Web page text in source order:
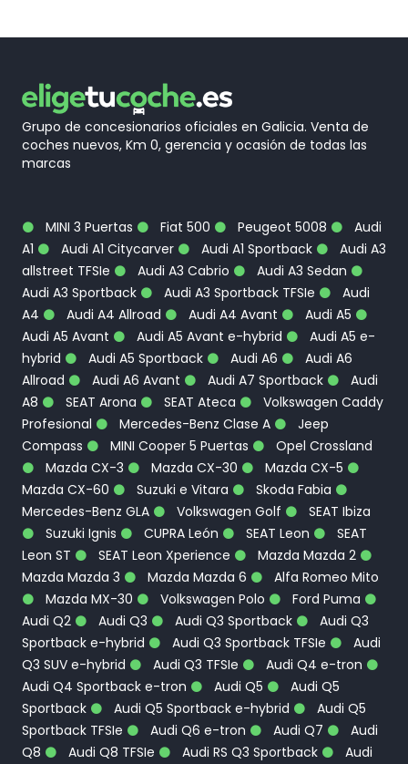
Grupo de concesionarios oficiales en Galicia. Venta de
coches nuevos, Km 0, gerencia y ocasión de todas las
marcas
MINI 3 Puertas Fiat 500 Peugeot 5008
Audi
A1
Audi A1 Citycarver Audi A1 Sportback
Audi A3
allstreet TFSIe
Audi A3 Cabrio
Audi A3 Sedan
Audi A3 Sportback
Audi A3 Sportback TFSIe
Audi
A4
Audi A4 Allroad Audi A4 Avant
Audi A5
Audi A5 Avant
Audi A5 Avant e-hybrid
Audi A5 e-
hybrid
Audi A5 Sportback Audi A6
Audi A6
Allroad
Audi A6 Avant Audi A7 Sportback
Audi
A8
SEAT Arona SEAT Ateca
Volkswagen Caddy
Profesional
Mercedes-Benz Clase A
Jeep
Compass
MINI Cooper 5 Puertas
Opel Crossland
Mazda CX-3
Mazda CX-30
Mazda CX-5
Mazda CX-60
Suzuki e Vitara
Skoda Fabia
Mercedes-Benz GLA
Volkswagen Golf
SEAT Ibiza
Suzuki Ignis
CUPRA León SEAT Leon
SEAT
Leon ST
SEAT Leon Xperience
Mazda Mazda 2
Mazda Mazda 3
Mazda Mazda 6
Alfa Romeo Mito
Mazda MX-30
Volkswagen Polo
Ford Puma
Audi Q2
Audi Q3 Audi Q3 Sportback
Audi Q3
Sportback e-hybrid
Audi Q3 Sportback TFSIe
Audi
Q3 SUV e-hybrid
Audi Q3 TFSIe
Audi Q4 e-tron
Audi Q4 Sportback e-tron
Audi Q5
Audi Q5
Sportback
Audi Q5 Sportback e-hybrid
Audi Q5
Sportback TFSIe
Audi Q6 e-tron Audi Q7
Audi
Q8
Audi Q8 TFSIe Audi RS Q3 Sportback
Audi